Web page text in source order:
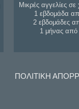
Μικρές αγγελίες σε
1 εβδομάδα
2 εβδομάδες
1 μήνας
ΠΟΛΙΤΙΚΗ